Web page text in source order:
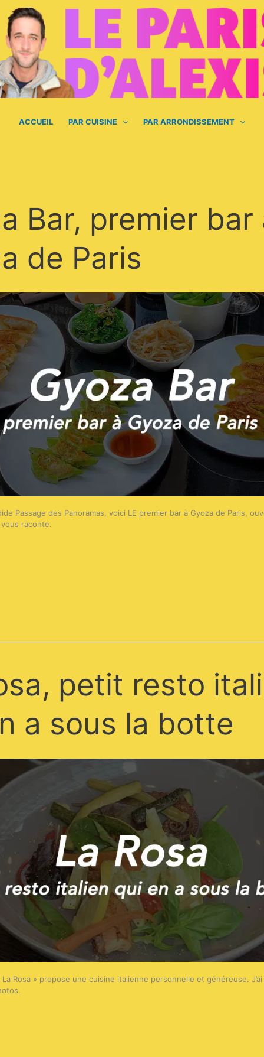
ACCUEIL PAR CUISINE PAR ARRONDISSEMENT
Bar, premier bar
de Paris
Passage des Panoramas, voici LE premier bar à Gyoza de Paris,
raconte.
petit resto
a sous la botte
La Rosa » propose une cuisine italienne personnelle et généreuse.